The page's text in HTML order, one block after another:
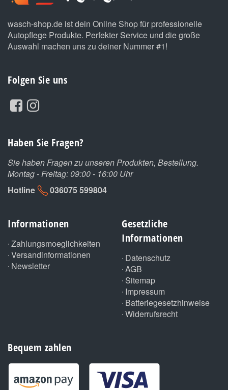
wasch-shop.de ist dein Online Shop für professionelle
Autopflege Produkte. Perfekter Service und die große
Auswahl machen uns zu deiner Nummer #1!
Folgen Sie uns
Haben Sie Fragen?
Sie haben Fragen zu unseren Produkten, Bestellung.
Montag - Freitag: 09:00 - 16:00 Uhr
Hotline
036075 599804
Informationen
Zahlungsmoeglichkeiten
Versandinformationen
Newsletter
Gesetzliche
Informationen
Datenschutz
AGB
Sitemap
Impressum
Batteriegesetzhinweise
Widerrufsrecht
Bequem zahlen